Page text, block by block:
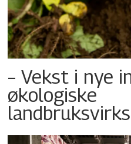
– Vekst i nye
økologiske